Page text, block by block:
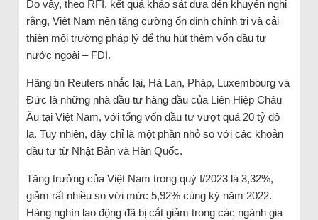
Do vậy, theo RFI, kết quả khảo sát đưa đến khuyến nghị
rằng, Việt Nam nên tăng cường ổn định chính trị và cải
thiện môi trường pháp lý để thu hút thêm vốn đầu tư
nước ngoài – FDI.
Hãng tin Reuters nhắc lại, Hà Lan, Pháp, Luxembourg và
Đức là những nhà đầu tư hàng đầu của Liên Hiệp Châu
Âu tại Việt Nam, với tổng vốn đầu tư vượt quá 20 tỷ đô
la. Tuy nhiên, đây chỉ là một phần nhỏ so với các khoản
đầu tư từ Nhật Bản và Hàn Quốc.
Tăng trưởng của Việt Nam trong quý I/2023 là 3,32%,
giảm rất nhiều so với mức 5,92% cùng kỳ năm 2022.
Hàng nghìn lao động đã bị cắt giảm trong các ngành gia